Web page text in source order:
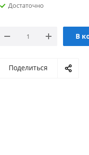
Достаточно
В
Поделиться